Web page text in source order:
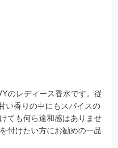
のレディース香水です。従
い香りの中にもスパイスの
ても何ら違和感はありませ
付けたい方にお勧めの一品